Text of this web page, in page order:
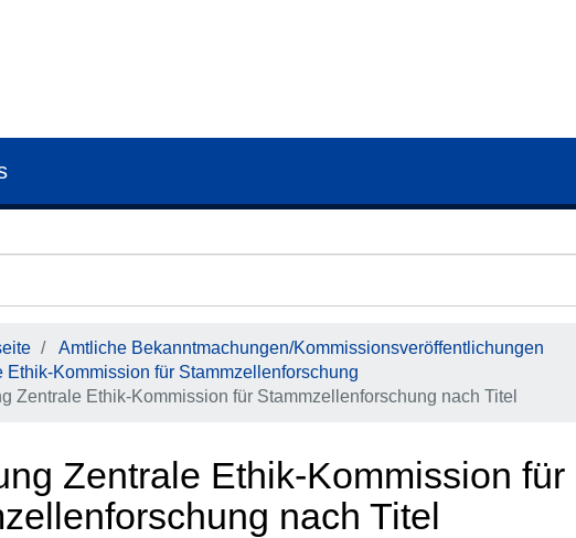
Amtliche Bekanntmachungen/Kommissionsveröffentlichungen
Ethik-Kommission für Stammzellenforschung
Zentrale Ethik-Kommission für Stammzellenforschung nach Titel
Zentrale Ethik-Kommission für
nach Titel